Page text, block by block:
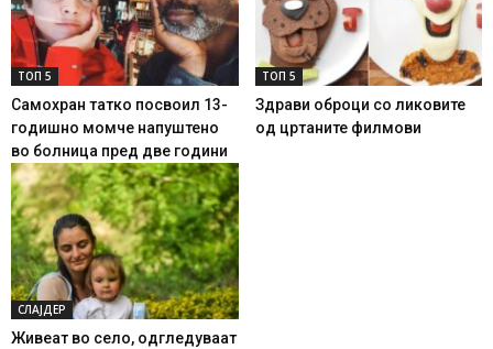
ТОП 5
Самохран татко посвоил 13-
годишно момче напуштено
во болница пред две години
ТОП 5
Здрави оброци со ликовите
од цртаните филмови
СЛАЈДЕР
Живеат во село, одгледуваат